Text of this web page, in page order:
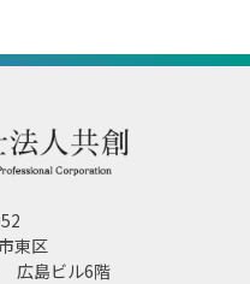
東区
広島ビル6階